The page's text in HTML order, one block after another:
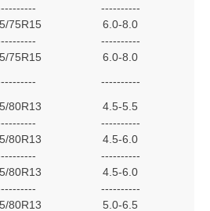
----------
75R15
6.0-8.0
----------
75R15
6.0-8.0
----------
80R13
4.5-5.5
----------
80R13
4.5-6.0
----------
80R13
4.5-6.0
----------
80R13
5.0-6.5